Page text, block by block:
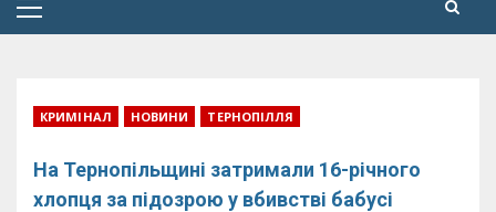
Primary
КРИМІНАЛ НОВИНИ ТЕРНОПІЛЛЯ
На Тернопільщині затримали 16-річного
хлопця за підозрою у вбивстві бабусі